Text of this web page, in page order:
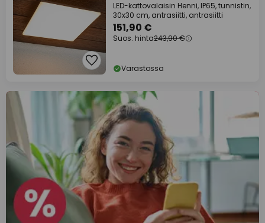
LED-kattovalaisin Henni, IP65, tunnistin,
30x30 cm, antrasiitti, antrasiitti
151,90 €
Suos. hinta243,90 €
Varastossa